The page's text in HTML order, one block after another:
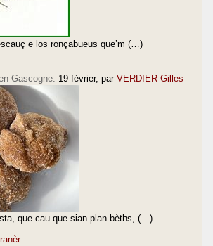
e los ronçabueus que’m (…)
Gascogne. 19 février, par VERDIER Gilles
que cau que sian plan bèths, (…)